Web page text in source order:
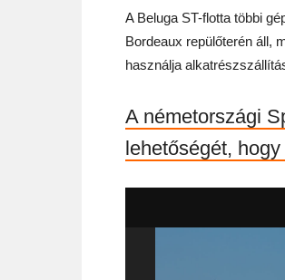
A Beluga ST-flotta többi
Bordeaux repülőterén áll,
használja
A németországi
lehetőségét,